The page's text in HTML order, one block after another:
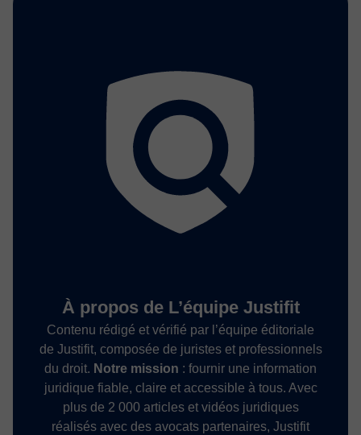
À propos de L’équipe Justifit
Contenu rédigé et vérifié par l’équipe éditoriale
de Justifit, composée de juristes et professionnels
du droit. Notre mission : fournir une information
juridique fiable, claire et accessible à tous. Avec
plus de 2 000 articles et vidéos juridiques
réalisés avec des avocats partenaires, Justifit